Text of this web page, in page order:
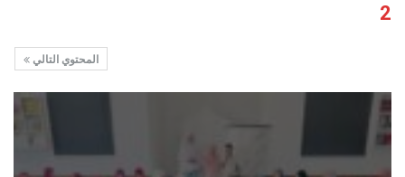
2
المحتوي التالي